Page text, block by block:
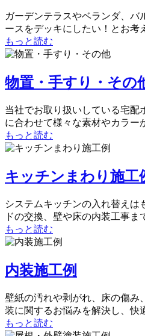
ガーデンテラスやベランダ、バ
ースをデッキにしたい！とお考
もっと読む
物置・手すり・その
当社でお取り扱いしている宅配
に合わせて様々な素材やカラー
もっと読む
キッチンまわり施工
システムキッチンの入れ替えは
ドの交換、壁や床の内装工事ま
もっと読む
内装施工例
壁紙の汚れや剥がれ、床の傷み
装に関するお悩みを解決し、快
もっと読む